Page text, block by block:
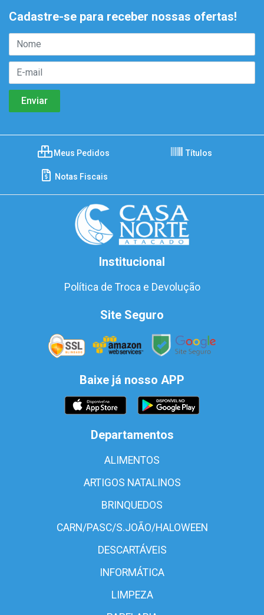
Cadastre-se para receber nossas ofertas!
Meus Pedidos Títulos
Notas Fiscais
Institucional
Política de Troca e Devolução
Site Seguro
Baixe já nosso APP
Departamentos
ALIMENTOS
ARTIGOS NATALINOS
BRINQUEDOS
CARN/PASC/S.JOÃO/HALOWEEN
DESCARTÁVEIS
INFORMÁTICA
LIMPEZA